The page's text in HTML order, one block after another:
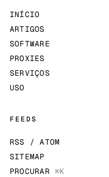
INÍCIO
ARTIGOS
SOFTWARE
PROXIES
SERVIÇOS
USO
FEEDS
RSS / ATOM
SITEMAP
PROCURAR⌘K